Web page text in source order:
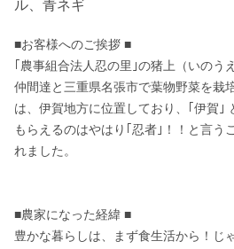
ル、青ネギ
■お客様へのご挨拶 ■
｢農事組合法人忍の里｣の猪上（いの
仲間達と三重県名張市で葉物野菜を栽
は、伊賀地方に位置しており、｢伊賀｣
もらえるのはやはり｢忍者｣！！と言う
れました。
■農家になった経緯 ■
豊かな暮らしは、まず食生活から！じ